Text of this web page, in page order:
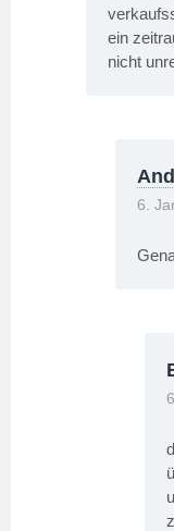
ein
nicht
6.